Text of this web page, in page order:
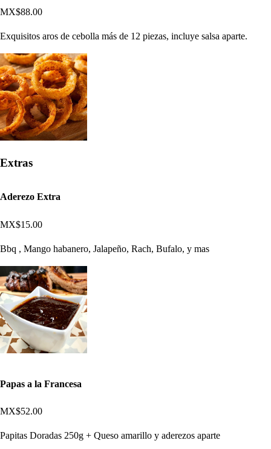
MX$88.00
Exquisitos aros de cebolla más de 12 piezas, incluye salsa aparte.
Extras
Aderezo Extra
MX$15.00
Bbq , Mango habanero, Jalapeño, Rach, Bufalo, y mas
Papas a la Francesa
MX$52.00
Papitas Doradas 250g + Queso amarillo y aderezos aparte